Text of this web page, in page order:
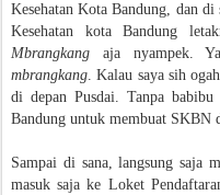
Kesehatan Kota Bandung, dan
Kesehatan kota Bandung
Mbrangkang aja nyampek.
mbrangkang. Kalau saya sih
di depan Pusdai. Tanpa
Bandung untuk membuat SKBN
Sampai di sana, langsung saja
masuk saja ke Loket